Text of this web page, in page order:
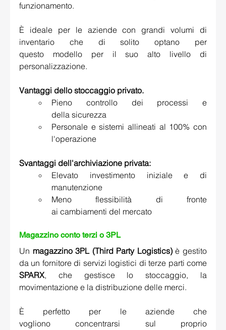
funzionamento.
È ideale per le aziende con grandi volumi di
inventario che di solito optano per
questo modello per il suo alto livello di
personalizzazione.
Vantaggi dello stoccaggio privato.
Pieno controllo dei processi e
della sicurezza
Personale e sistemi allineati al 100% con
l'operazione
Svantaggi dell'archiviazione privata:
Elevato investimento iniziale e di
manutenzione
Meno flessibilità di fronte
ai cambiamenti del mercato
Magazzino conto terzi o 3PL
Un magazzino 3PL (Third Party Logistics) è gestito
SPARX, che gestisce lo stoccaggio, la
movimentazione e la distribuzione delle merci.
È perfetto per le aziende che
vogliono concentrarsi sul proprio